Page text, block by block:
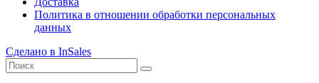
Политика в отношении обработки персональных
данных
Сделано в InSales